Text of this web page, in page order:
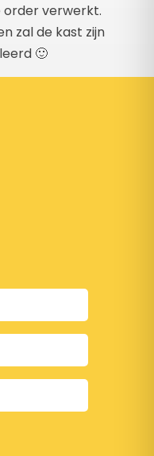
verwerkt.
zal de kast zijn
🙂